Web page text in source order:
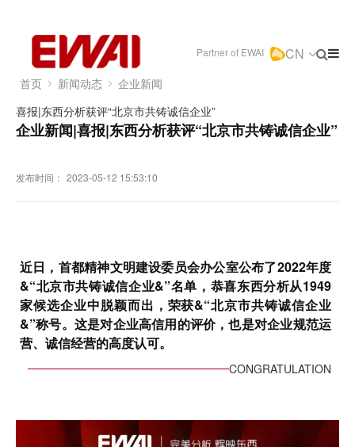
Partner of EWAI CN
首页 新闻动态
企业新闻
喜报|东西分析获评“北京市共铸诚信企业”
企业新闻|喜报|东西分析获评“北京市共铸诚信企业”
发布时间： 2023-05-12 15:53:10
近日，首都精神文明建设委员会办公室公布了2022年度
&“北京市共铸诚信企业&”名单，恭喜东西分析从1949
家候选企业中脱颖而出，荣获&“北京市共铸诚信企业
&”称号。这是对企业高信用的评价，也是对企业规范运
营、诚信经营的高度认可。
CONGRATULATION